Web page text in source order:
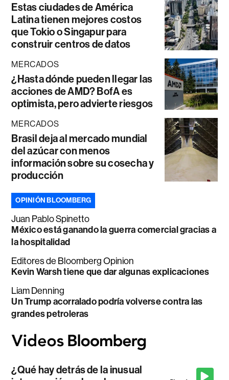
Estas ciudades de América
Latina tienen mejores costos
que Tokio o Singapur para
construir centros de datos
MERCADOS
¿Hasta dónde pueden llegar las
acciones de AMD? BofA es
optimista, pero advierte riesgos
MERCADOS
Brasil deja al mercado mundial
del azúcar con menos
información sobre su cosecha y
producción
OPINIÓN BLOOMBERG
Juan Pablo Spinetto
México está ganando la guerra comercial gracias a
la hospitalidad
Editores de Bloomberg Opinion
Kevin Warsh tiene que dar algunas explicaciones
Liam Denning
Un Trump acorralado podría volverse contra las
grandes petroleras
¿Qué hay detrás de la inusual